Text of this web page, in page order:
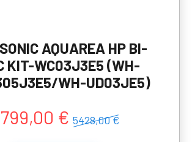
AQUAREA HP BI-
KIT-WC03J3E5 (WH-
WH-UD03JE5)
€ 5428,00 €